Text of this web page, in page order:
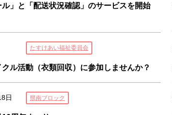
ル」と「配送状況確認」のサービスを開始
たすけあい福祉委員会
ル活動（衣類回収）に参加しませんか？
日 県南ブロック